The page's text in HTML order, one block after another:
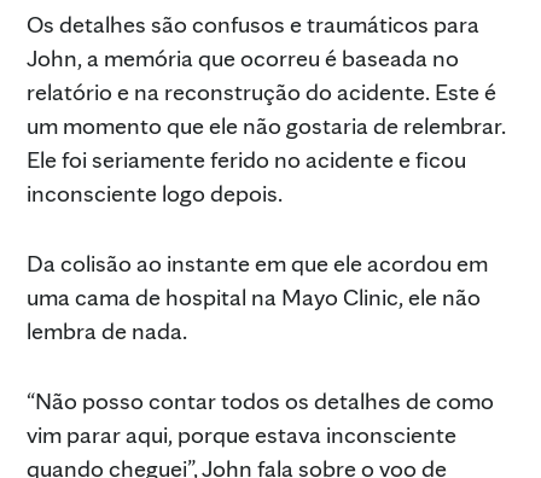
Os detalhes são confusos e traumáticos para
John, a memória que ocorreu é baseada no
relatório e na reconstrução do acidente. Este é
um momento que ele não gostaria de relembrar.
Ele foi seriamente ferido no acidente e ficou
inconsciente logo depois.
Da colisão ao instante em que ele acordou em
uma cama de hospital na Mayo Clinic, ele não
lembra de nada.
“Não posso contar todos os detalhes de como
vim parar aqui, porque estava inconsciente
quando cheguei”, John fala sobre o voo de